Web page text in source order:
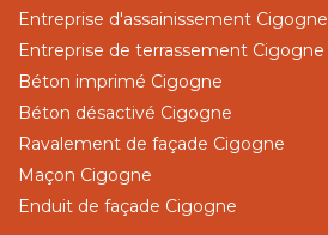
Entreprise d'assainissement Cigogne
Entreprise de terrassement Cigogne
Béton imprimé Cigogne
Béton désactivé Cigogne
Ravalement de façade Cigogne
Maçon Cigogne
Enduit de façade Cigogne